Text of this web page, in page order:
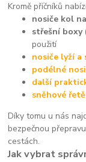
Kromě příčníků
nosiče kol
střešní boxy
použití
nosiče lyží a
podélné
další
sněhové
Díky tomu u nás
bezpečnou
cestách.
Jak vybrat